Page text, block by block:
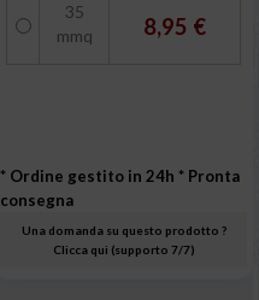
35
mmq
8,95 €
* Ordine gestito in 24h * Pronta
consegna
Una domanda su questo prodotto ?
Clicca qui (supporto 7/7)